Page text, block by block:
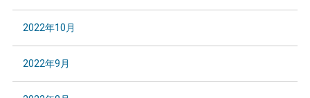
2022年10月
2022年9月